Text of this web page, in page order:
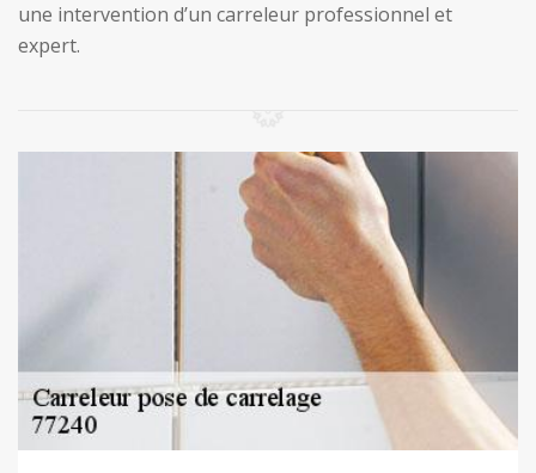
une intervention d’un carreleur professionnel et
expert.